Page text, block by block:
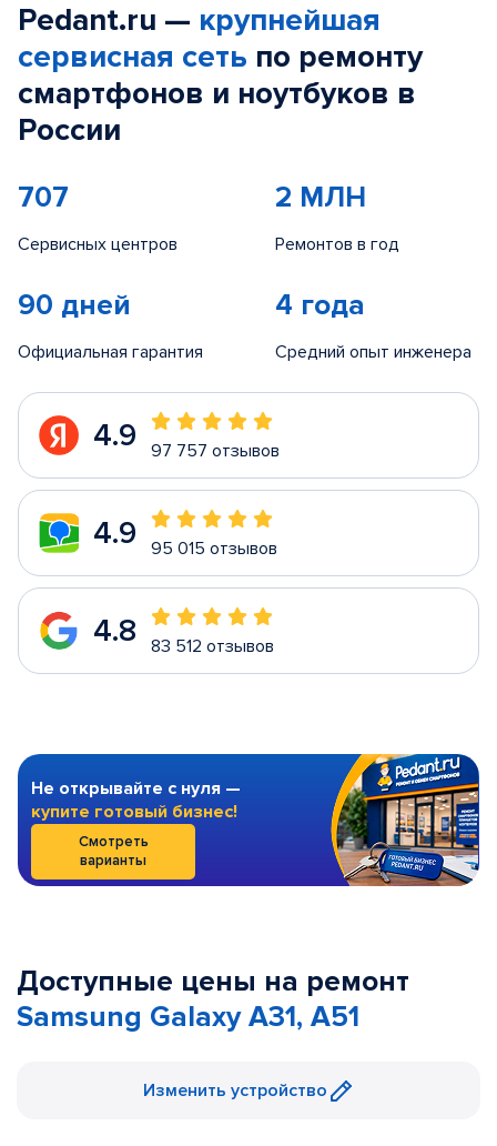
Pedant.ru — крупнейшая
сервисная сеть по ремонту
смартфонов и ноутбуков в
России
707
Сервисных центров
2 МЛН
Ремонтов в год
90 дней
Официальная гарантия
4 года
Средний опыт инженера
4.9 97 757 отзывов
4.9 95 015 отзывов
4.8 83 512 отзывов
Не открывайте с нуля —
купите готовый бизнес!
Смотреть
варианты
Доступные цены на ремонт
Samsung Galaxy A31, A51
Изменить устройство